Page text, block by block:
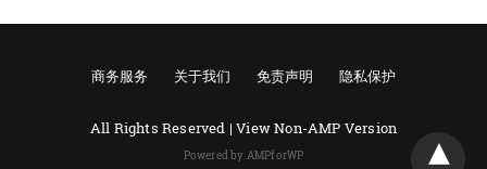
商务服务 关于我们 免责声明 隐私保护
All Rights Reserved |View Non-AMP Version
Powered by AMPforWP